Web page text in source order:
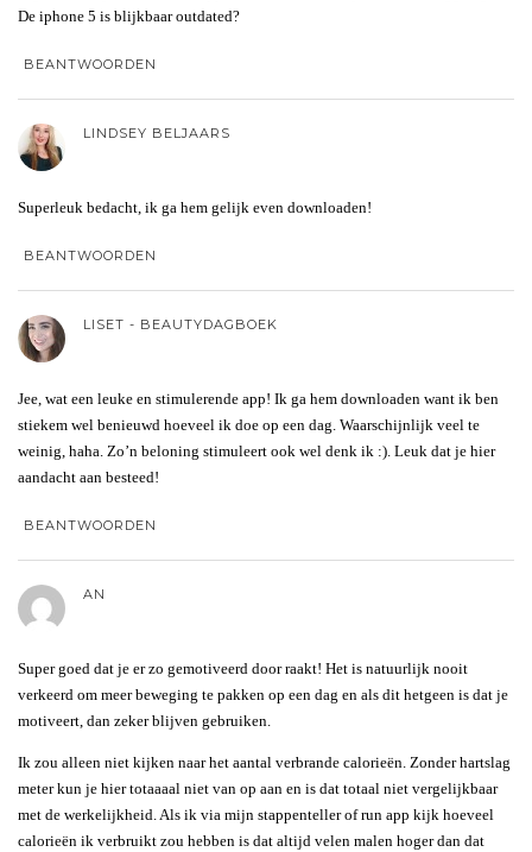
De iphone 5 is blijkbaar outdated?
BEANTWOORDEN
LINDSEY BELJAARS
Superleuk bedacht, ik ga hem gelijk even downloaden!
BEANTWOORDEN
LISET - BEAUTYDAGBOEK
Jee, wat een leuke en stimulerende app! Ik ga hem downloaden want ik ben
stiekem wel benieuwd hoeveel ik doe op een dag. Waarschijnlijk veel te
weinig, haha. Zo’n beloning stimuleert ook wel denk ik :). Leuk dat je hier
aandacht aan besteed!
BEANTWOORDEN
AN
Super goed dat je er zo gemotiveerd door raakt! Het is natuurlijk nooit
verkeerd om meer beweging te pakken op een dag en als dit hetgeen is dat je
motiveert, dan zeker blijven gebruiken.
Ik zou alleen niet kijken naar het aantal verbrande calorieën. Zonder hartslag
meter kun je hier totaaaal niet van op aan en is dat totaal niet vergelijkbaar
met de werkelijkheid. Als ik via mijn stappenteller of run app kijk hoeveel
calorieën ik verbruikt zou hebben is dat altijd velen malen hoger dan dat